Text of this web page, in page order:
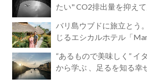
たい" CO2排出量を抑え
バリ島ウブドに旅立とう
じるエシカルホテル「
“あるもので美味しく” イ
から学ぶ 、足るを知る幸